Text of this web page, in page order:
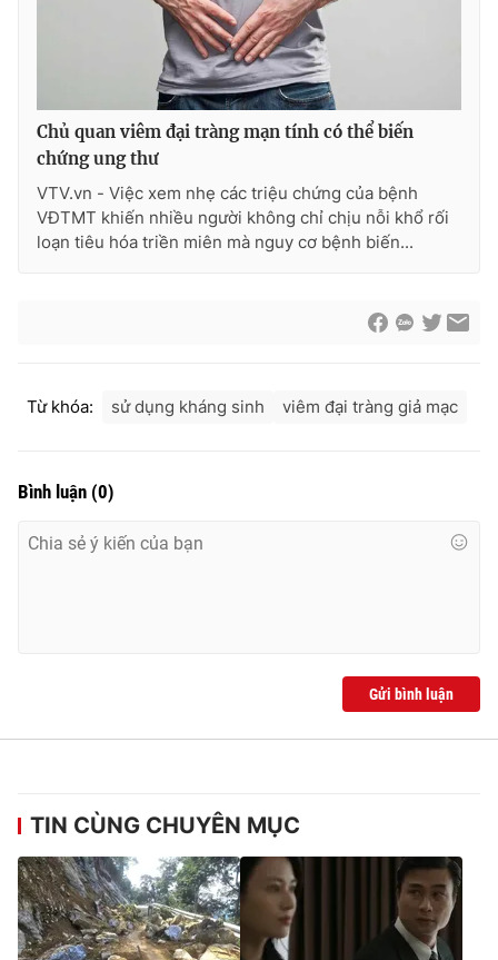
Ðiện thoại Thời báo VTV:024.66 897 897
toasoan@vtv.vn
Liên hệ quảng cáo:024-7300.7108
thuận bằng văn bản. Ghi rõ nguồn VTV.vn khi phát hành lại
Chủ quan viêm đại tràng mạn tính có thể biến
chứng ung thư
VTV.vn - Việc xem nhẹ các triệu chứng của bệnh
VÐTMT khiến nhiều người không chỉ chịu nỗi khổ rối
loạn tiêu hóa triền miên mà nguy cơ bệnh biến...
Từ khóa: sử dụng kháng sinh viêm đại tràng giả mạc
Bình luận (0)
Gửi bình luận
TIN CÙNG CHUYÊN MỤC